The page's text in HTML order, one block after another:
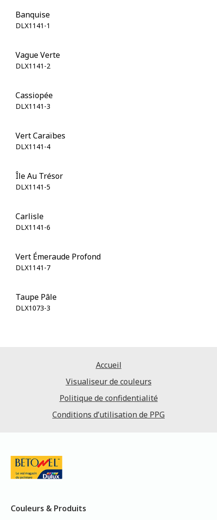
Banquise
DLX1141-1
Vague Verte
DLX1141-2
Cassiopée
DLX1141-3
Vert Caraïbes
DLX1141-4
Île Au Trésor
DLX1141-5
Carlisle
DLX1141-6
Vert Émeraude Profond
DLX1141-7
Taupe Pâle
DLX1073-3
Accueil
Visualiseur de couleurs
Politique de confidentialité
Conditions d’utilisation de PPG
Couleurs & Produits